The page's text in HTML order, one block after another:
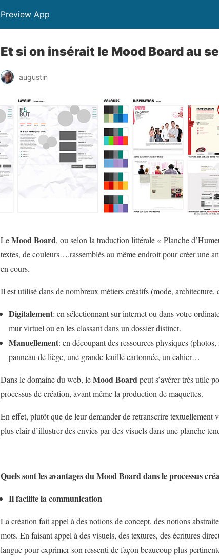
Preview App
Et si on insérait le Mood Board au
augustin
LeMood Board, ou selon la traduction littérale « Planche
textes, de couleurs….rassemblés au même endroit pour créer une
en cours.
Il est utilisé dans de nombreux métiers créatifs (mode,
Digitalement: en sélectionnant sur internet ou dans votre
mur virtuel ou en les classant dans un dossier distinct.
Manuellement: en découpant des ressources physiques
panneau de liège, une grande feuille cartonnée, un cahier…
Dans le domaine du web, leMood Boardpeut s’avérer très utile
processus de création, avant même la production de maquettes.
En effet, plutôt que de leur demander de retranscrire
plus clair d’illustrer des envies par des visuels dans une planche
Quels sont les avantages du Mood Board dans le processus
Il facilite la communication
La création fait appel à des notions de concept, des notions
mots. En faisant appel à des visuels, des textures, des écritures
langue pour exprimer son ressenti de façon beaucoup plus